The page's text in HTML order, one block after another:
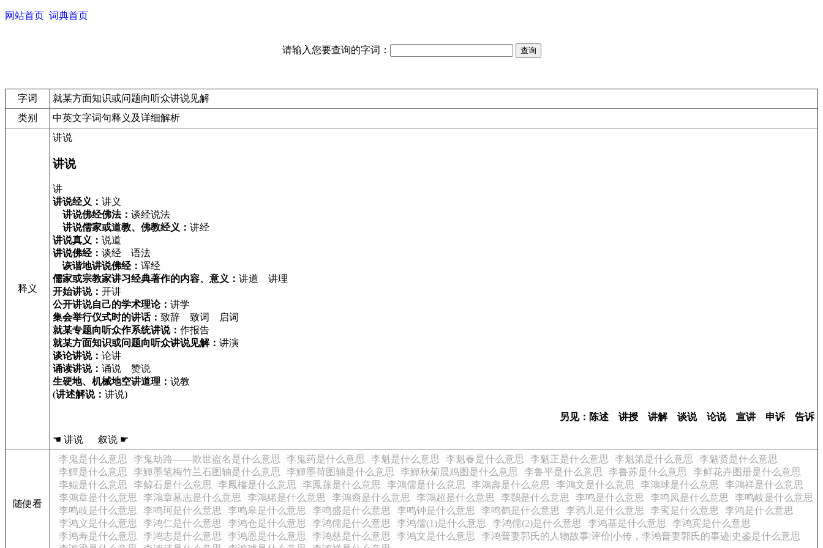
网站首页 词典首页
请输入您要查询的字词：
字词
就某方面知识或问题向听众讲说见解
类别
中英文字词句释义及详细解析
释义
讲说
讲说
讲
讲说经义： 讲义
讲说佛经佛法： 谈经说法
讲说儒家或道教、佛教经义： 讲经
讲说真义： 说道
讲说佛经： 谈经 语法
诙谐地讲说佛经： 诨经
儒家或宗教家讲习经典著作的内容、意义： 讲道 讲理
开始讲说： 开讲
公开讲说自己的学术理论： 讲学
集会举行仪式时的讲话： 致辞 致词 启词
就某专题向听众作系统讲说： 作报告
就某方面知识或问题向听众讲说见解： 讲演
谈论讲说： 论讲
诵读讲说： 诵说 赞说
生硬地、机械地空讲道理： 说教
(讲述解说： 讲说)
另见：陈述 讲授 讲解 谈说 论说 宣讲 申诉 告诉
☚ 讲说 叙说 ☛
随便看
李鬼是什么意思 李鬼劫路——欺世盗名是什么意思 李鬼药是什么意思 李魁是什么意思 李魁春是什么意思 李魁正是什么意思 李魁第是什么意思
李魁贤是什么意思
李鱓是什么意思
李鱓墨笔梅竹兰石图轴是什么意思 李鱓墨荷图轴是什么意思 李鱓秋菊晨鸡图是什么意思 李鲁平是什么意思 李鲁苏是什么意思
李鲜花卉图册是什么意思
李鲲是什么意思
李鲸石是什么意思 李鳳樓是什么意思 李鳳蓀是什么意思 李鴻儒是什么意思 李鴻壽是什么意思 李鴻文是什么意思 李鴻球是什么意思
李鴻祥是什么意思
李鴻章是什么意思
李鴻章墓志是什么意思 李鴻緒是什么意思 李鴻裔是什么意思 李鴻超是什么意思 李鷃是什么意思 李鸣是什么意思 李鸣凤是什么意思
李鸣岐是什么意思
李鸣歧是什么意思
李鸣珂是什么意思 李鸣皋是什么意思 李鸣盛是什么意思 李鸣钟是什么意思 李鸣鹤是什么意思 李鸦儿是什么意思 李鸾是什么意思
李鸿是什么意思
李鸿义是什么意思
李鸿仁是什么意思 李鸿仓是什么意思 李鸿儒是什么意思 李鸿儒(1)是什么意思 李鸿儒(2)是什么意思 李鸿基是什么意思
李鸿宾是什么意思
李鸿寿是什么意思
李鸿志是什么意思 李鸿恩是什么意思 李鸿慈是什么意思 李鸿文是什么意思
李鸿普妻郭氏的人物故事|评价|小传，李鸿普妻郭氏的事迹|史鉴是什么意思